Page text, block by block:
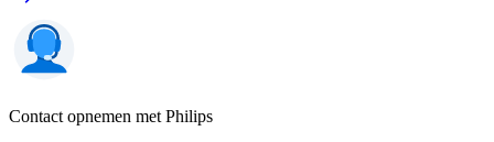
Contact opnemen met Philips